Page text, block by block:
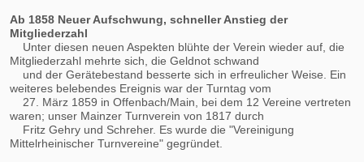
Ab 1858 Neuer Aufschwung, schneller Anstieg der
Mitgliederzahl
Unter diesen neuen Aspekten blühte der Verein wieder auf, die
Mitgliederzahl mehrte sich, die Geldnot schwand
und der Gerätebestand besserte sich in erfreulicher Weise. Ein
weiteres belebendes Ereignis war der Turntag vom
27. März 1859 in Offenbach/Main, bei dem 12 Vereine vertreten
waren; unser Mainzer Turnverein von 1817 durch
Fritz Gehry und Schreher. Es wurde die "Vereinigung
Mittelrheinischer Turnvereine" gegründet.